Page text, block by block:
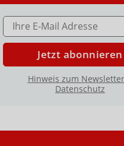
E-MAIL ADRESSE
Jetzt abonnieren
Hinweis zum
Datenschutz